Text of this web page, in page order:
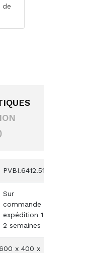
de
PVBI.6412.5120
Sur
commande -
expédition 1 à
2 semaines
x 400 x